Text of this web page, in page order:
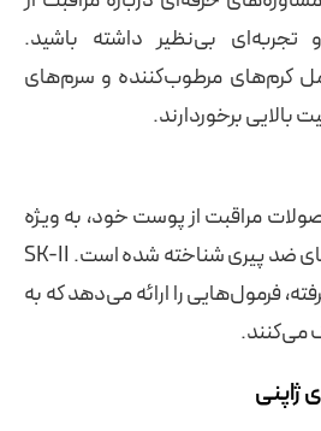
بی‌نظیر داشته باشید.
کرم‌های مرطوب‌کننده و سرم‌های
بالایی برخوردارند.
مراقبت از پوست خود، به ویژه
سرم‌های میوه‌ای و کرم‌های ضد پیری شناخته شده است. SK-II
فرمول‌هایی را ارائه می‌دهد که به
می‌کنند.